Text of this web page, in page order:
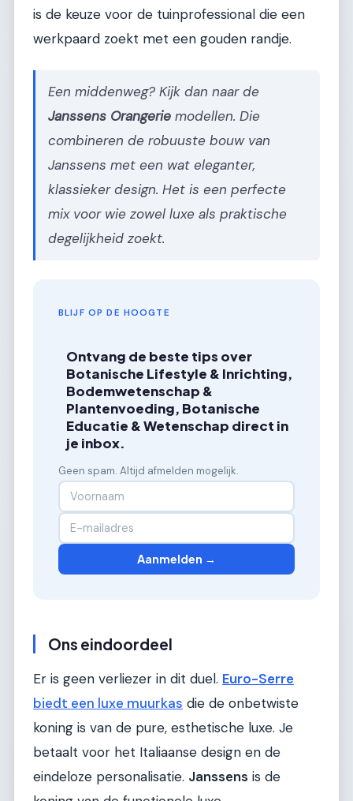
is de keuze voor de tuinprofessional die een
werkpaard zoekt met een gouden randje.
Een middenweg? Kijk dan naar de
Janssens Orangerie modellen. Die
combineren de robuuste bouw van
Janssens met een wat eleganter,
klassieker design. Het is een perfecte
mix voor wie zowel luxe als praktische
degelijkheid zoekt.
BLIJF OP DE HOOGTE
Ontvang de beste tips over
Botanische Lifestyle & Inrichting,
Bodemwetenschap &
Plantenvoeding, Botanische
Educatie & Wetenschap direct in
je inbox.
Geen spam. Altijd afmelden mogelijk.
Aanmelden →
Ons eindoordeel
Er is geen verliezer in dit duel. Euro-Serre
biedt een luxe muurkas die de onbetwiste
koning is van de pure, esthetische luxe. Je
betaalt voor het Italiaanse design en de
eindeloze personalisatie. Janssens is de